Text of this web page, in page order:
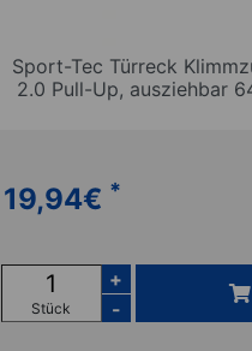
Sport-Tec Türreck
2.0 Pull-Up, ausziehbar
19,94€ *
Stück
+
-